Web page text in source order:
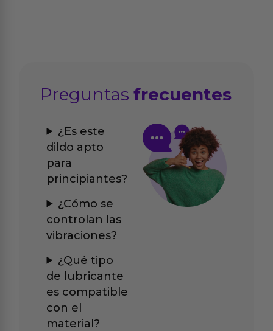
Preguntasfrecuentes
¿Es este
dildo apto
para
principiantes?
¿Cómo se
controlan las
vibraciones?
¿Qué tipo
de lubricante
es compatible
con el
material?